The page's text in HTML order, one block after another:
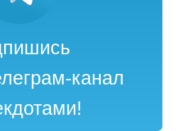
канал